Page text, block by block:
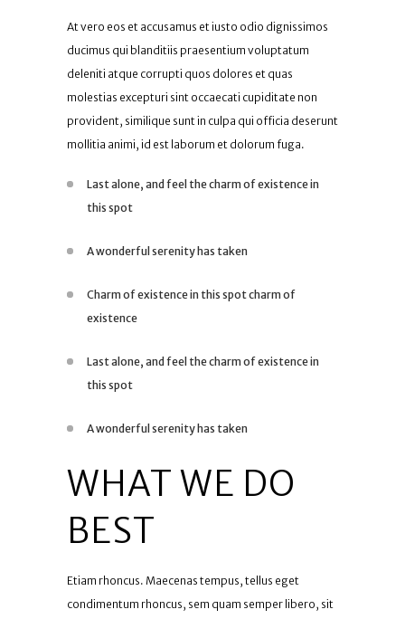
At vero eos et accusamus et iusto odio dignissimos
ducimus qui blanditiis praesentium voluptatum
deleniti atque corrupti quos dolores et quas
molestias excepturi sint occaecati cupiditate non
provident, similique sunt in culpa qui officia deserunt
mollitia animi, id est laborum et dolorum fuga.
Last alone, and feel the charm of existence in
this spot
A wonderful serenity has taken
Charm of existence in this spot charm of
existence
Last alone, and feel the charm of existence in
this spot
A wonderful serenity has taken
WHAT WE DO
BEST
Etiam rhoncus. Maecenas tempus, tellus eget
condimentum rhoncus, sem quam semper libero, sit